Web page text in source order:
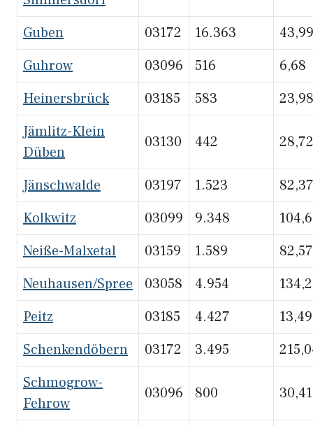
Guben
03172 16.363
43,99
Guhrow
03096 516
6,68
Heinersbrück
03185 583
23,98
Jämlitz-Klein
Düben
03130 442 28,72
Jänschwalde 03197 1.523
82,37
Kolkwitz
03099 9.348
Neiße-Malxetal
03159 1.589
82,57
Neuhausen/Spree
03058 4.954
Peitz
03185 4.427
13,49
Schenkendöbern
03172 3.495
Schmogrow-
Fehrow
03096 800 30,41